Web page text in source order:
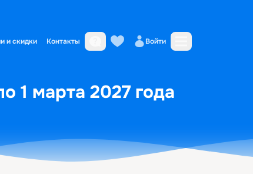
и скидки Контакты Войти
1 марта 2027 года